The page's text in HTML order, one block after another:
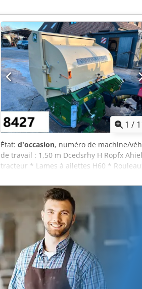
1 /
État: d'occasion, numéro de machine/
de travail : 1,50 m Dcedsrhy H Ropfx
tracteur * Lames à ailettes H60 *
transmission avec roue libre * Bac de
2 650 tr/min * Indicateur de niveau de
WhatsApp disponible ! Pour toute
facilement via WhatsApp. Whatsapp